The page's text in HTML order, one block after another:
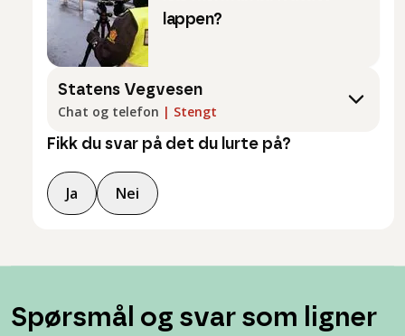
lappen?
Statens Vegvesen
Chat og telefon | Stengt
Fikk du svar på det du lurte på?
Ja Nei
Spørsmål og svar som ligner